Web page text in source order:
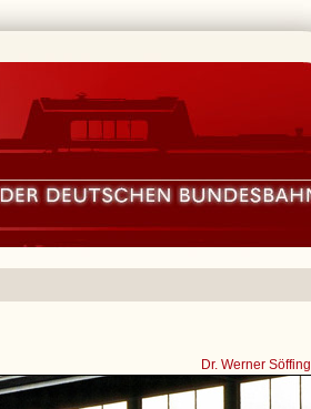
Dr. Werner Söffing